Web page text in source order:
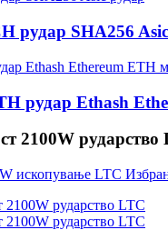
рудар SHA256
рудар Ethash
2100W рударство